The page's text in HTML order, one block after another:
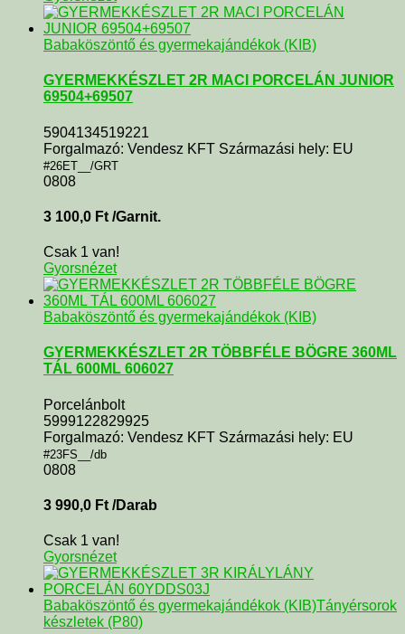
Babaköszöntő és gyermekajándékok (KIB)
GYERMEKKÉSZLET 2R MACI PORCELÁN JUNIOR
69504+69507
5904134519221
Forgalmazó: Vendesz KFT Származási hely: EU
#26ET__/GRT
0808
3 100,0 Ft /Garnit.
Csak 1 van!
Gyorsnézet
Babaköszöntő és gyermekajándékok (KIB)
GYERMEKKÉSZLET 2R TÖBBFÉLE BÖGRE 360ML
TÁL 600ML 606027
Porcelánbolt
5999122829925
Forgalmazó: Vendesz KFT Származási hely: EU
#23FS__/db
0808
3 990,0 Ft /Darab
Csak 1 van!
Gyorsnézet
Babaköszöntő és gyermekajándékok (KIB)Tányérsorok
készletek (P80)